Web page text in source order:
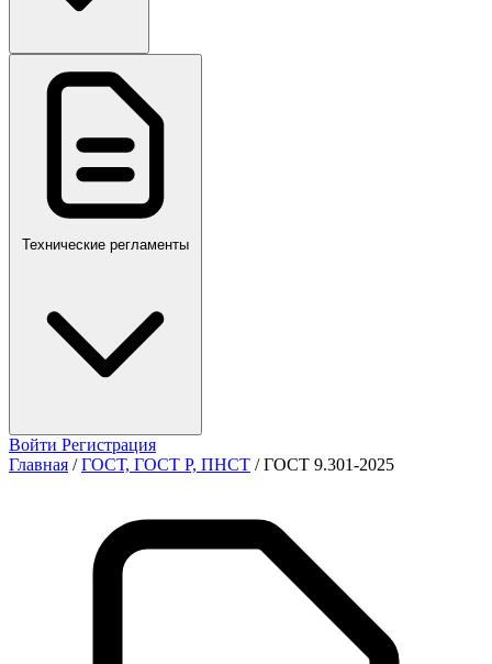
ПР,Р,ПМГ,РМГ
Технические регламенты
Войти Регистрация
Главная / ГОСТ, ГОСТ Р, ПНСТ / ГОСТ 9.301-2025